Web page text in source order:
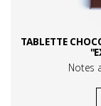
TABLETTE
Notes